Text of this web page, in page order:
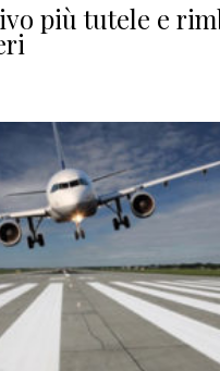
più tutele e